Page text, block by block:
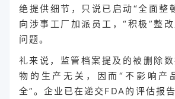
绝提供细节，只说已启动“全面整
向涉事工厂加派员工，“积极”整
问题。
礼来说，监管档案提及的被删除
物的生产无关，因而“不影响产
全”。企业已在递交FDA的评估报